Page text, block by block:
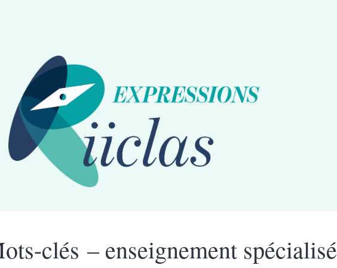
clés – enseignement spécialisé